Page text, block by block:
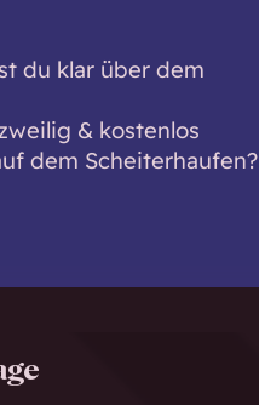
du klar über dem
& kostenlos
dem Scheiterhaufen?